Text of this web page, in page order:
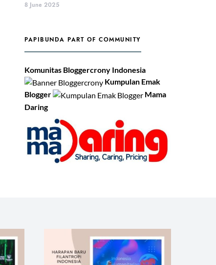
8 June 2025
PAPIBUNDA PART OF COMMUNITY
Komunitas Bloggercrony Indonesia
Kumpulan Emak
Blogger
Mama
Daring